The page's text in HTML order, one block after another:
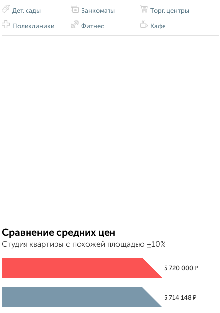
Дет. сады
Поликлиники
Банкоматы
Фитнес
Торг. центры
Кафе
Сравнение средних цен
Студия квартиры с похожей площадью ±10%
5 720 000 ₽
5 714 148 ₽